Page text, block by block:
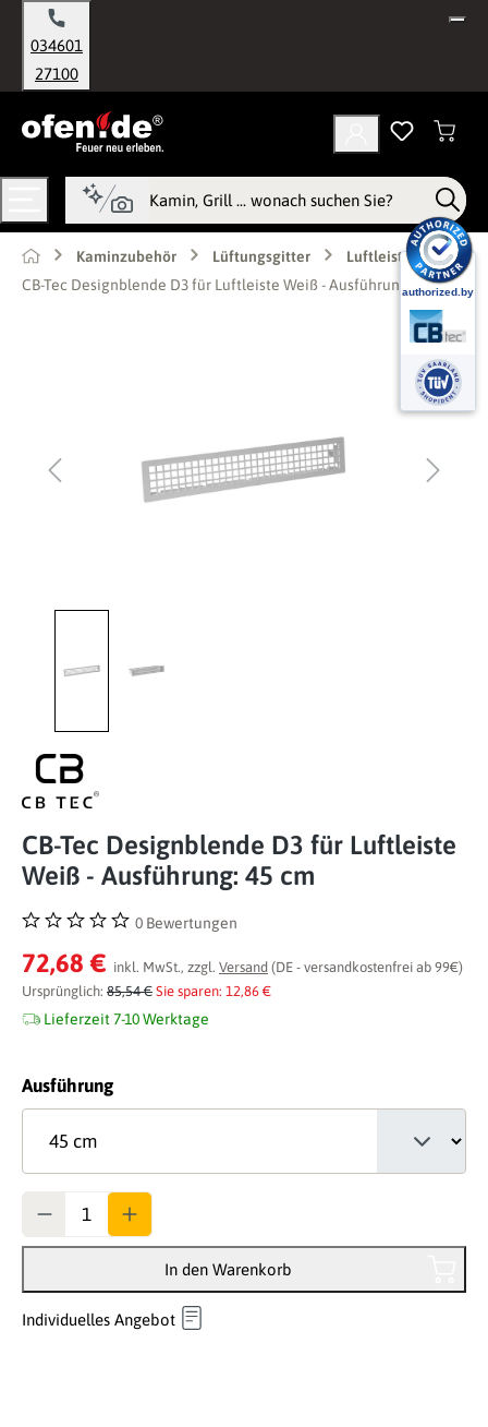
springen
034601
27100
Kaminzubehör Lüftungsgitter
Luftleisten
CB-Tec Designblende D3 für Luftleiste Weiß - Ausführung: 45 cm
CB-Tec Designblende D3 für Luftleiste
Weiß - Ausführung: 45 cm
Durchschnittliche Bewertung von 0 von 5 Sternen
0 Bewertungen
72,68 € inkl. MwSt., zzgl. Versand (DE - versandkostenfrei ab 99€)
Ursprünglich: 85,54 € Sie sparen: 12,86 €
Lieferzeit 7-10 Werktage
Ausführungauswählen
In den Warenkorb
Individuelles Angebot